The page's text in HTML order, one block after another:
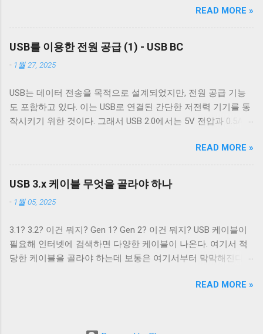
즘은 USB 2.0 케이블에도 이 두 가지를 같이 사용한다. 차폐 선
로 OPOST 가 꺼져있으면 다른 플래그와 상관없이 터미널은 받
은 문자열을 그대로 보여준다. 이 플래그를 끄는 경우는 거의 없
다. 하지만 터미널을 텍스트를 보여주기 위한 용도가 아닌 바이
주는 플래그는 ONLCR 이다. ONLCR 이 켜져 있으면 터미널은
출력을 해석할 때 NL 을 CRNL 로 해석한다. 즉, Unix에서도
ONLCR 이 꺼져있다면, LF 를 만났을 때, 다음 줄의 처음으로 이
운영 체제에서 윈도우에서 만들어진 파일을 출력해야 할 경우,
하게 해주는 OCRNL 플래그나 탭문자( 0x09 , \t )를...
자세한 설명은 다음 기회에 하도록 하겠다.) 그리고 혹시 차폐에
쌓여있을 수 있는 노이즈를 접지로 보내 안전하게 제거하기 위
한 GND_DRAIN 케이블까지 총 7개의 케이블이 사용된다. 이 중
VCC 와 GND 는 USB 2.0에서 사용하는 선과 공유하기 때문에 새
로운 5개의 선이 더 필요하다. 이미지 출처: Wikipedia 이미지 출
새로운 모양의 Type B 컨넥터를 도입했다. 기존 Type B 컨넥터
는 4개의 핀만을 가지고 있고 확장할 수 없는 구조로 돼있기 때
문이다. 따라서 Type B 컨넥터의 경우에는 컨넥터 모양만으로도
하지만 Type A 컨넥터나 Type C 컨넥터는 상황이 다르다. 상하
대칭으로 24개의 핀을 가져 최대 12개의 선을 연결할 수 있는
Type C 컨넥터는 컨넥터 모양 만으로 USB 2.0 케이블인지 USB
Type C 케이블이지만 최대 전송 속도가 480 Mbps인 케이블을
만나게 된다. USB 2.0 Type C 케이블도 존재한다. Type A 컨넥터
는 상황이 좀 재밌다. Type A 컨넥터도 원래는 4개의 핀만을 지
너무 많이 사용됐다. 따라서 USB 3.x를 위해 새로운 모양의 컨넥
READ MORE »
USB를 이용한 전원 공급 (1) - USB BC
- 1월 27, 2025
USB는 데이터 전송을 목적으로 설계되었지만, 전원 공급 기능
도 포함하고 있다. 이는 USB로 연결된 간단한 저전력 기기를 동
작시키기 위한 것이다. 그래서 USB 2.0에서는 5V 전압과 0.5A의
하지만 이 스펙은 어디까지나 USB를 통한 데이터 통신을 하는
데 필요한 디바이스를 동작시키기 위함이지, USB를 전원 공급
을 위해 이용하려는 목적은 아니었다. 따라서 저전력 기기가 아
닌 외장 하드 같은 디바이스는 별도의 전원 공급을 필요로 했고,
USB를 통한 전원 충전은 USB가 본래 의도했던 기능이 아닌 일
MP3 플레이어나 PMP 플레이어들이 이를 이용한 충전 기능을
가지고 나왔다. 어차피 데이터 통신을 위해 USB 포트가 필요하
니 별도의 충전 포트를 만드는 것보다 USB 포트를 재사용하는
브랜드마다 독자적인 USB를 통한 전원 충전 규격들이 만들어
READ MORE »
USB 3.x 케이블 무엇을 골라야 하나
- 1월 05, 2025
3.1? 3.2? 이건 뭐지? Gen 1? Gen 2? 이건 뭐지? USB 케이블이
필요해 인터넷에 검색하면 다양한 케이블이 나온다. 여기서 적
당한 케이블을 골라야 하는데 보통은 여기서부터 막막해진다.
가 있을까? 3.2 Gen 1은 3.1 Gen 2보다 좋은 것일까? 사람들에
USB 3.0보다 발전됐고, USB 3.2는 USB 3.1보다 발전된 것으로
READ MORE »